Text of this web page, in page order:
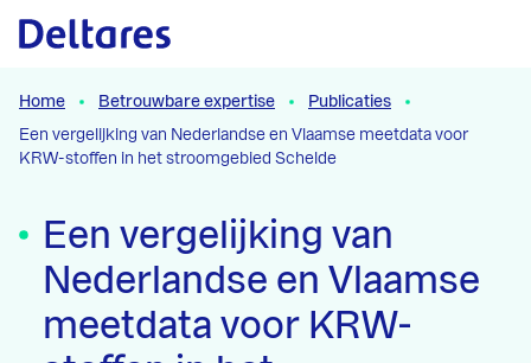
Naar hoofdcontent
Home Betrouwbare expertise
Publicaties
Een vergelijking van Nederlandse en Vlaamse meetdata voor
KRW-stoffen in het stroomgebied Schelde
Een vergelijking van
Nederlandse en Vlaamse
meetdata voor KRW-